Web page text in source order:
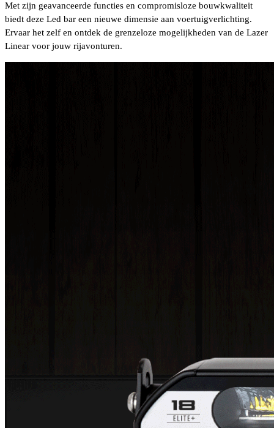
Met zijn geavanceerde functies en compromisloze bouwkwaliteit
biedt deze Led bar een nieuwe dimensie aan voertuigverlichting.
Ervaar het zelf en ontdek de grenzeloze mogelijkheden van de Lazer
Linear voor jouw rijavonturen.